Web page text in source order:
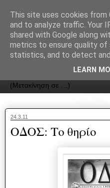
ΟΔΟΣ
24.3.11
ΟΔΟΣ: Το θηρίο
This site uses cookies
and to analyze traffic. Your
shared with Google along
metrics to ensure quality of
statistics, and to detect
LEARN